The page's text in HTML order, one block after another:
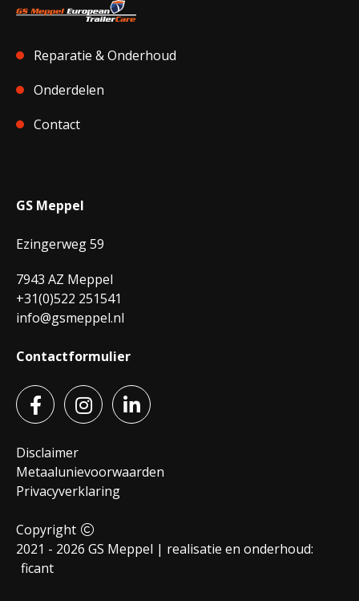
GS Meppel
Ezingerweg 59
7943 AZ Meppel
+31(0)522 251541
info@gsmeppel.nl
Contactformulier
Reparatie & Onderhoud
Onderdelen
Contact
Disclaimer
Metaalunievoorwaarden
Privacyverklaring
Copyright
2021 - 2026 GS Meppel | realisatie en onderhoud:
ficant